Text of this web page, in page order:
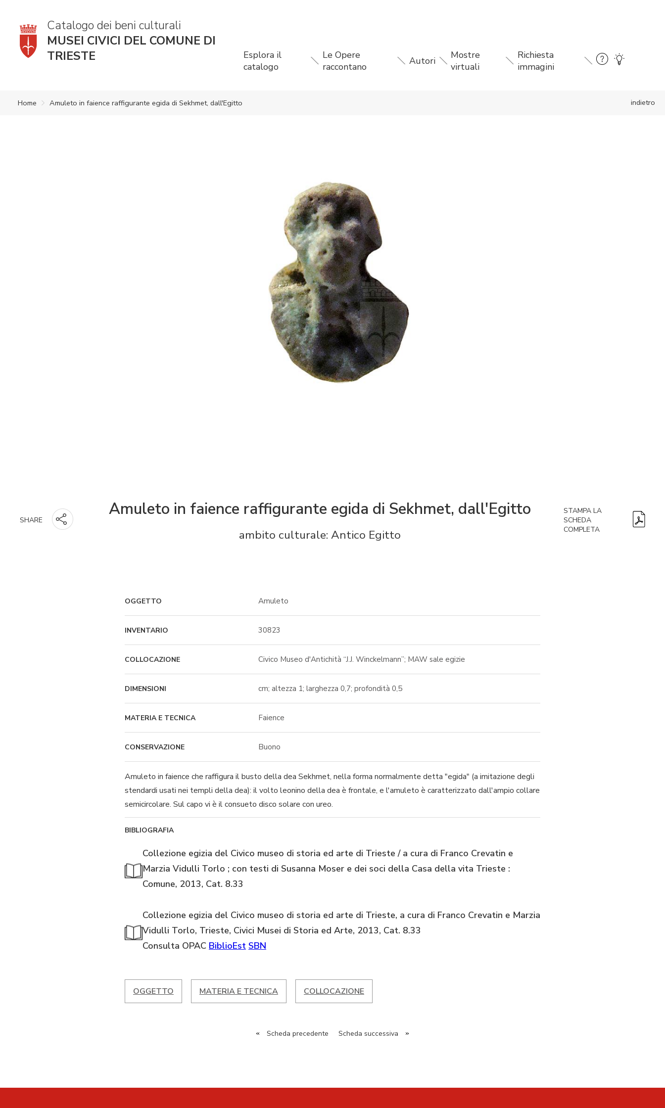
Catalogo dei beni culturali
MUSEI CIVICI DEL COMUNE DI
TRIESTE
Esplora il
catalogo
Le Opere
raccontano
Autori
Mostre
virtuali
Richiesta
immagini
indietro
Home Amuleto in faience raffigurante egida di Sekhmet, dall'Egitto
SHARE
Amuleto in faience raffigurante egida di Sekhmet, dall'Egitto
ambito culturale: Antico Egitto
STAMPA LA
SCHEDA
COMPLETA
OGGETTO Amuleto
INVENTARIO 30823
COLLOCAZIONE Civico Museo d'Antichità “J.J. Winckelmann”; MAW sale egizie
DIMENSIONI cm; altezza 1; larghezza 0,7; profondità 0,5
MATERIA E TECNICA Faience
CONSERVAZIONE Buono
Amuleto in faience che raffigura il busto della dea Sekhmet, nella forma normalmente detta "egida" (a imitazione degli
stendardi usati nei templi della dea): il volto leonino della dea è frontale, e l'amuleto è caratterizzato dall'ampio collare
semicircolare. Sul capo vi è il consueto disco solare con ureo.
BIBLIOGRAFIA
Collezione egizia del Civico museo di storia ed arte di Trieste / a cura di Franco Crevatin e
Marzia Vidulli Torlo ; con testi di Susanna Moser e dei soci della Casa della vita Trieste :
Comune, 2013, Cat. 8.33
Collezione egizia del Civico museo di storia ed arte di Trieste, a cura di Franco Crevatin e Marzia
Vidulli Torlo, Trieste, Civici Musei di Storia ed Arte, 2013, Cat. 8.33
Consulta OPAC BiblioEst SBN
OGGETTO MATERIA E TECNICA COLLOCAZIONE
« Scheda precedente Scheda successiva »